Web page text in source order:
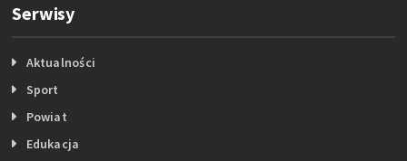
Serwisy
Aktualności
Sport
Powiat
Edukacja